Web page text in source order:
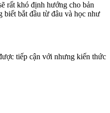
rất khó định hướng cho bản
biết bắt đầu từ đâu và học như
tiếp cận với nhưng kiến thức